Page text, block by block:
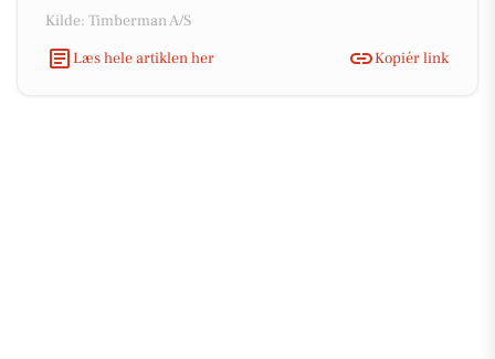
Kilde: Timberman A/S
Læs hele artiklen her
Kopiér link